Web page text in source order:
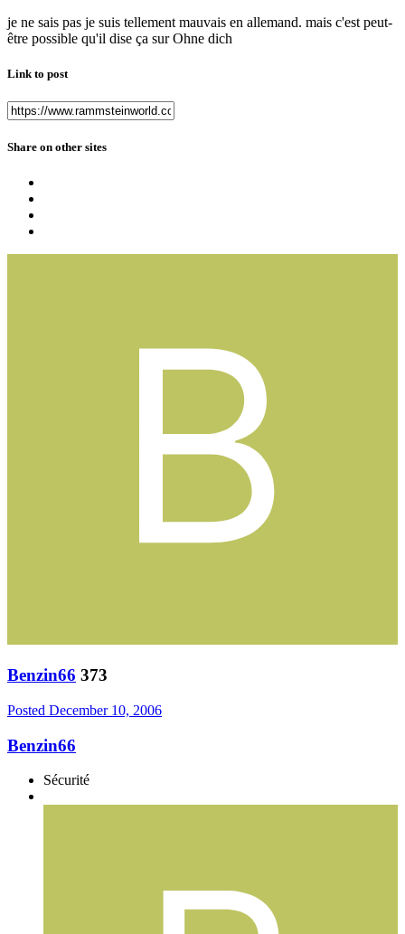
je ne sais pas je suis tellement mauvais en allemand. mais c'est peut-
être possible qu'il dise ça sur Ohne dich
Link to post
Share on other sites
Benzin66 373
Posted December 10, 2006
Benzin66
Sécurité